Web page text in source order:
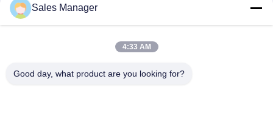
Ramme
Sales Manager
4:33 AM
Good day, what product are you looking for?